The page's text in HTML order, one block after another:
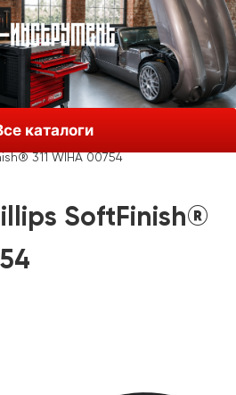
каталогиWiha, Германия
311 WIHA 00754
SoftFinish®